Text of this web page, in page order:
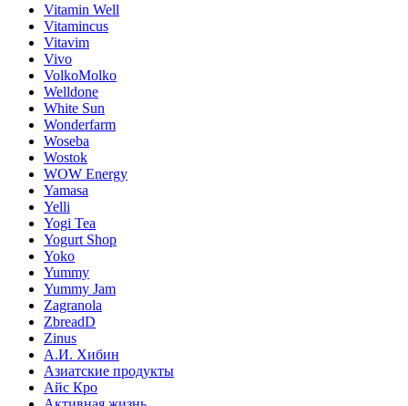
Vitamin Well
Vitamincus
Vitavim
Vivo
VolkoMolko
Welldone
White Sun
Wonderfarm
Woseba
Wostok
WOW Energy
Yamasa
Yelli
Yogi Tea
Yogurt Shop
Yoko
Yummy
Yummy Jam
Zagranola
ZbreadD
Zinus
А.И. Хибин
Азиатские продукты
Айс Кро